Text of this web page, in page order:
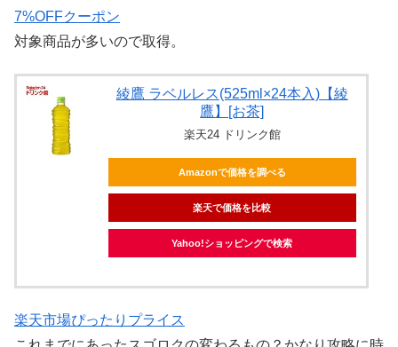
7%OFFクーポン
対象商品が多いので取得。
綾鷹 ラベルレス(525ml×24本入)【綾
鷹】[お茶]
楽天24 ドリンク館
Amazonで価格を調べる
楽天で価格を比較
Yahoo!ショッピングで検索
楽天市場ぴったりプライス